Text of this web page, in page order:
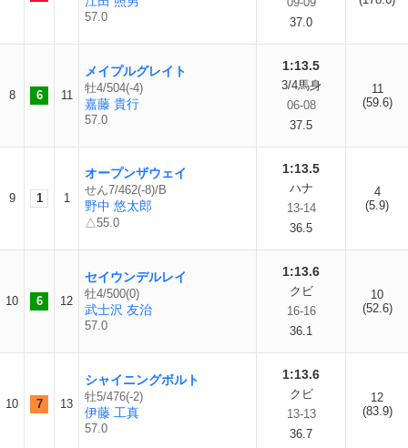
57.0
37.0
8 6 11
メイプルグレイト
牡4/504(-4)
嘉藤 貴行
57.0
1:13.5
3/4馬身
06-08
37.5
11
(59.6)
9 1 1
オープンザウェイ
せん7/462(-8)/B
野中 悠太郎
△55.0
1:13.5
ハナ
13-14
36.5
4
(5.9)
10 6 12
セイウンデルレイ
牡4/500(0)
武士沢 友治
57.0
1:13.6
クビ
16-16
36.1
10
(52.6)
10 7 13
シャイニングボルト
牡5/476(-2)
伊藤 工真
57.0
1:13.6
クビ
13-13
36.7
12
(83.9)